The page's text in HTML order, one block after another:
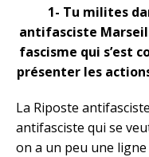
1- Tu milites
antifasciste
fascisme qui s’est
présenter les
La Riposte
antifasciste qui se
on a un peu une ligne